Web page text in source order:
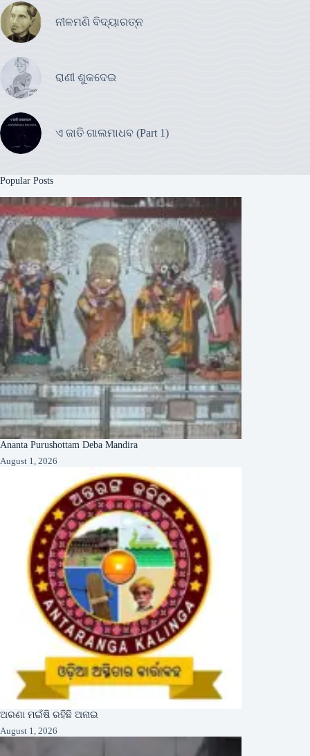
ନୀଳମଣି ବିଦ୍ୟାରତ୍ନ
ରାଣୀ ଶୁକଦେଇ
ଏ ଜାତି ଗାଲମାଧବ (Part 1)
Popular Posts
Ananta Purushottam Deba Mandira
August 1, 2026
ଅରଣା ମଇଁଷି ରହିଛି ଅନାଇ
August 1, 2026